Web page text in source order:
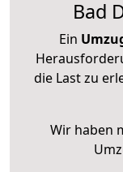
Bad
Ein
die Last zu
Wir haben